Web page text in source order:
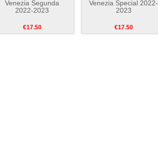
Venezia Segunda
2022-2023
€17.50
Venezia Special 2022-
2023
€17.50